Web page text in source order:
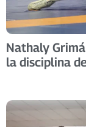
Nathaly
la disciplina